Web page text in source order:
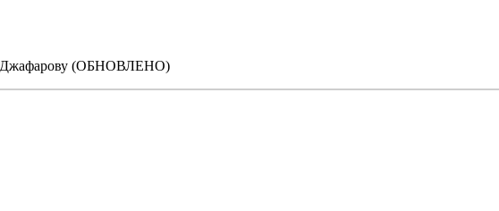
Джафарову (ОБНОВЛЕНО)